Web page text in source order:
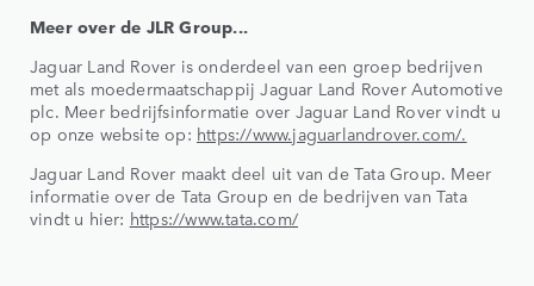
Meer over de JLR Group...
Jaguar Land Rover is onderdeel van een groep bedrijven
met als moedermaatschappij Jaguar Land Rover Automotive
plc. Meer bedrijfsinformatie over Jaguar Land Rover vindt u
op onze website op: https://www.jaguarlandrover.com/.
Jaguar Land Rover maakt deel uit van de Tata Group. Meer
informatie over de Tata Group en de bedrijven van Tata
vindt u hier: https://www.tata.com/